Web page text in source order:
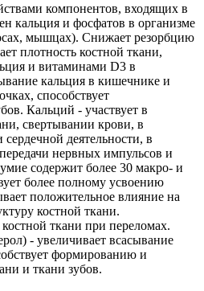
компонентов, входящих в
кальция и фосфатов в организме
мышцах). Снижает резорбцию
плотность костной ткани,
и витаминами D3 в
кальция в кишечнике и
способствует
Кальций - участвует в
свертывании крови, в
деятельности, в
нервных импульсов и
содержит более 30 макро- и
более полному усвоению
положительное влияние на
костной ткани.
ткани при переломах.
- увеличивает всасывание
формированию и
и ткани зубов.